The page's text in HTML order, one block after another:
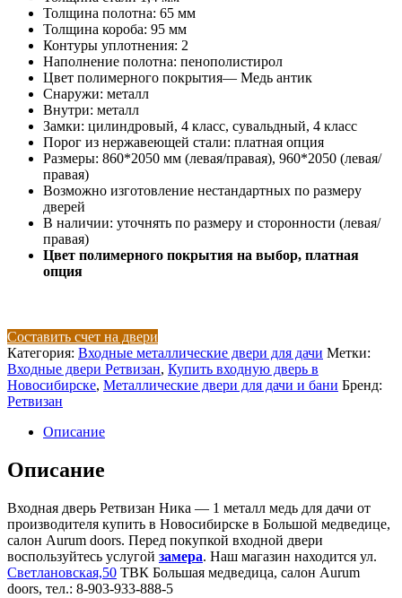
Толщина полотна: 65 мм
Толщина короба: 95 мм
Контуры уплотнения: 2
Наполнение полотна: пенополистирол
Цвет полимерного покрытия— Медь антик
Снаружи: металл
Внутри: металл
Замки: цилиндровый, 4 класс, сувальдный, 4 класс
Порог из нержавеющей стали: платная опция
Размеры: 860*2050 мм (левая/правая), 960*2050 (левая/
правая)
Возможно изготовление нестандартных по размеру
дверей
В наличии: уточнять по размеру и сторонности (левая/
правая)
Цвет полимерного покрытия на выбор, платная
опция
Составить счет на двери
Категория: Входные металлические двери для дачи Метки:
Входные двери Ретвизан, Купить входную дверь в
Новосибирске, Металлические двери для дачи и бани Бренд:
Ретвизан
Описание
Описание
Входная дверь Ретвизан Ника — 1 металл медь для дачи от
производителя купить в Новосибирске в Большой медведице,
салон Aurum doors. Перед покупкой входной двери
воспользуйтесь услугой замера. Наш магазин находится ул.
Светлановская,50 ТВК Большая медведица, салон Aurum
doors, тел.: 8-903-933-888-5